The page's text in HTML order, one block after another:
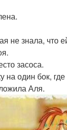
не знала, что
засоса.
один бок,
Аля.